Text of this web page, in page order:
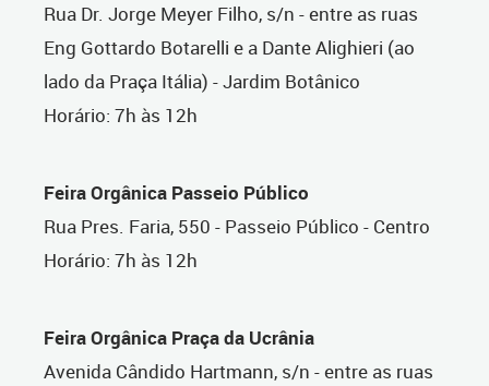
Rua Dr. Jorge Meyer Filho, s/n - entre as ruas
Eng Gottardo Botarelli e a Dante Alighieri (ao
lado da Praça Itália) - Jardim Botânico
Horário: 7h às 12h
Feira Orgânica Passeio Público
Rua Pres. Faria, 550 - Passeio Público - Centro
Horário: 7h às 12h
Feira Orgânica Praça da Ucrânia
Avenida Cândido Hartmann, s/n - entre as ruas